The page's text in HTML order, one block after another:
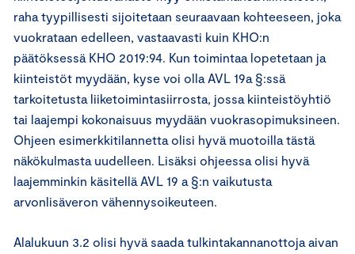
raha tyypillisesti sijoitetaan seuraavaan kohteeseen, joka
vuokrataan edelleen, vastaavasti kuin KHO:n
päätöksessä KHO 2019:94. Kun toimintaa lopetetaan ja
kiinteistöt myydään, kyse voi olla AVL 19a §:ssä
tarkoitetusta liiketoimintasiirrosta, jossa kiinteistöyhtiö
tai laajempi kokonaisuus myydään vuokrasopimuksineen.
Ohjeen esimerkkitilannetta olisi hyvä muotoilla tästä
näkökulmasta uudelleen. Lisäksi ohjeessa olisi hyvä
laajemminkin käsitellä AVL 19 a §:n vaikutusta
arvonlisäveron vähennysoikeuteen.
Alalukuun 3.2 olisi hyvä saada tulkintakannanottoja aivan